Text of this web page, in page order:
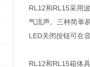
RL12和RL15采用
气流声。三种简单
LED关闭按钮可在
RL12和RL15箱体